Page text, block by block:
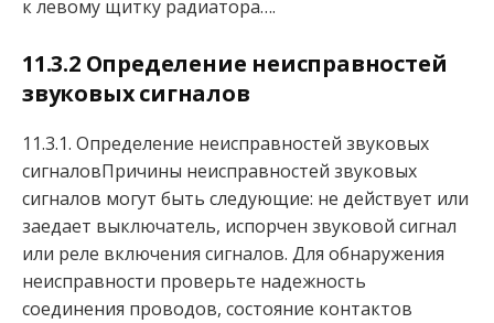
к левому щитку радиатора….
11.3.2 Определение неисправностей
звуковых сигналов
11.3.1. Определение неисправностей звуковых
сигналовПричины неисправностей звуковых
сигналов могут быть следующие: не действует или
заедает выключатель, испорчен звуковой сигнал
или реле включения сигналов. Для обнаружения
неисправности проверьте надежность
соединения проводов, состояние контактов